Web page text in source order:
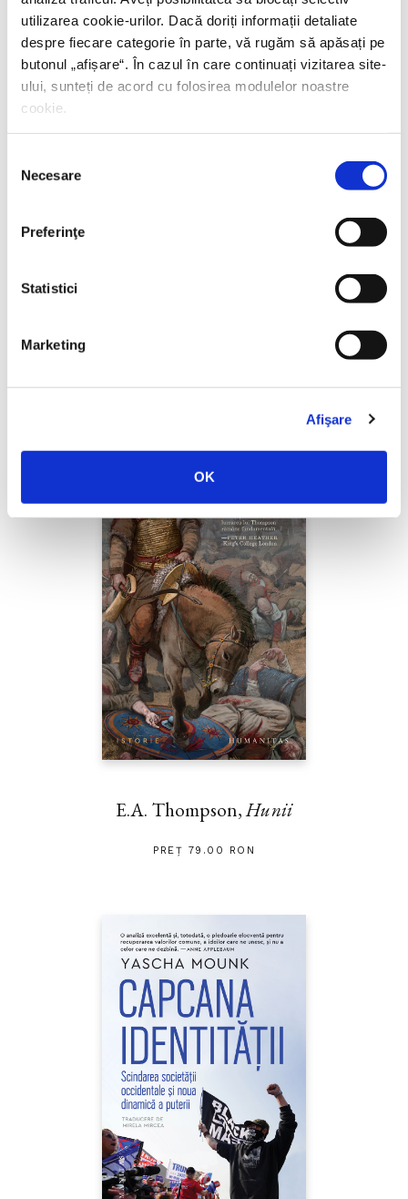
utilizarea cookie-urilor. Dacă doriți informații detaliate
despre fiecare categorie în parte, vă rugăm să apăsați pe
butonul „ afișare“. În cazul în care continuați vizitarea site-
ului, sunteți de acord cu folosirea modulelor noastre
cookie.
consimțământului
Necesare
Preferinţe
Statistici
Marketing
Afişare
OK
Thierry Wolton, Lumea noastră orwelliană
E.A. Thompson,Hunii
PREȚ 79.00 RON